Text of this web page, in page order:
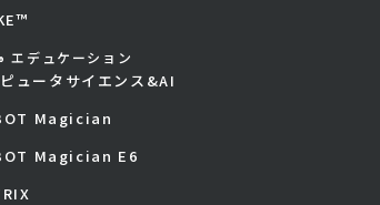
エデュケーション
ュータサイエンス&AI
Magician
Magician E6